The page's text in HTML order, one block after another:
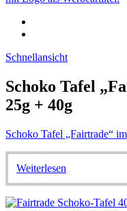
Schnellansicht
Schoko Tafel
25g + 40g
Schoko Tafel „Fairtrade“
Weiterlesen